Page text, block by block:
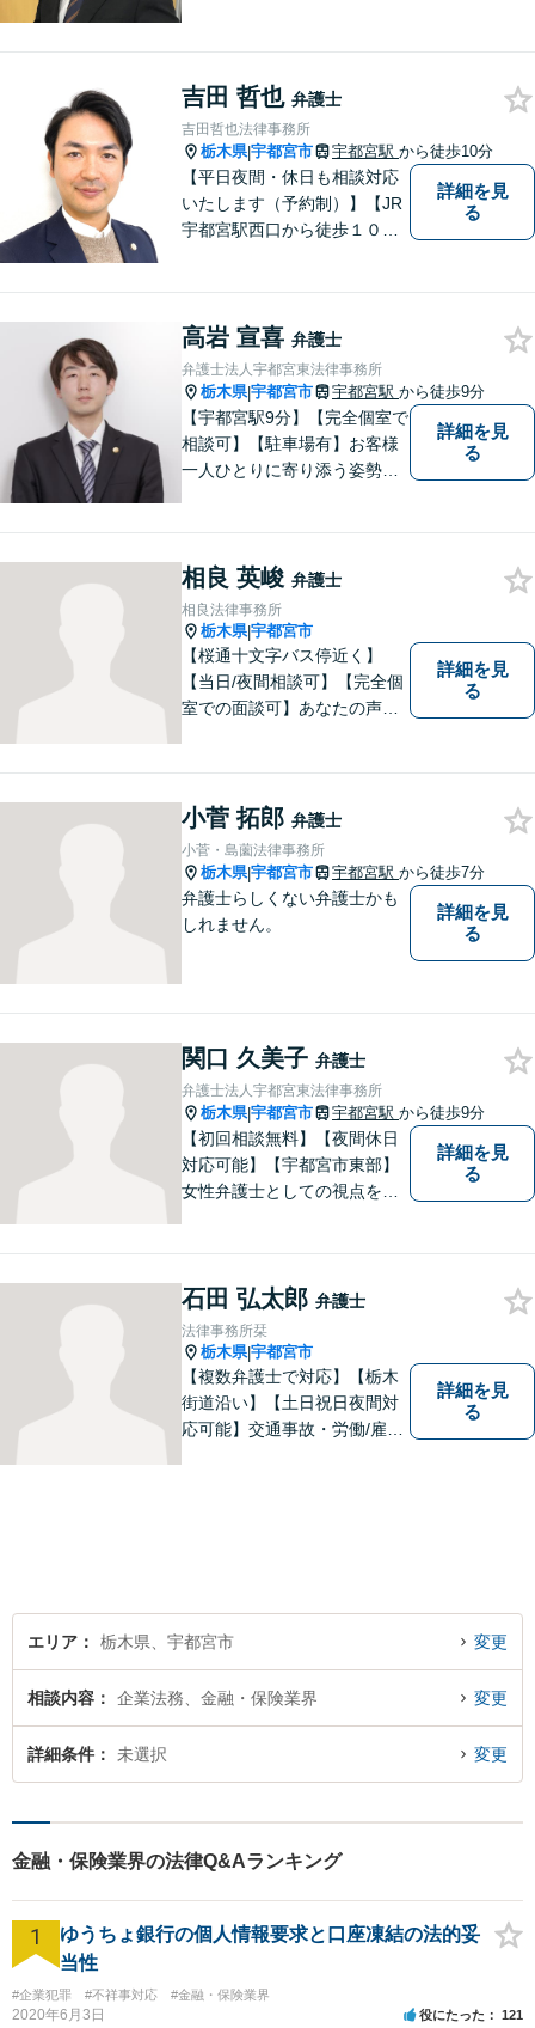
合わせください。
吉田 哲也 弁護士
吉田哲也法律事務所
栃木県|宇都宮市 宇都宮駅 から徒歩10分
【平日夜間・休日も相談対応
いたします（予約制）】【JR
宇都宮駅西口から徒歩１０
に対応いたします。ぜひ一度
ご相談ください。
詳細を見
る
高岩 宣喜 弁護士
弁護士法人宇都宮東法律事務所
栃木県|宇都宮市 宇都宮駅 から徒歩9分
【宇都宮駅9分】【完全個室で
相談可】【駐車場有】お客様
一人ひとりに寄り添う姿勢を
ていただきます。「こんなこ
とを相談していいのかな」と
身構えずに、お気軽にご相談
ください。
詳細を見
る
相良 英峻 弁護士
相良法律事務所
栃木県|宇都宮市
【桜通十文字バス停近く】
【当日/夜間相談可】【完全個
室での面談可】あなたの声を
い。 https://sagara-law-office.j
p/
詳細を見
る
小菅 拓郎 弁護士
小菅・島薗法律事務所
栃木県|宇都宮市 宇都宮駅 から徒歩7分
弁護士らしくない弁護士かも
しれません。
詳細を見
る
関口 久美子 弁護士
弁護士法人宇都宮東法律事務所
栃木県|宇都宮市 宇都宮駅 から徒歩9分
【初回相談無料】【夜間休日
対応可能】【宇都宮市東部】
女性弁護士としての視点を生
お気軽にご相談ください。
詳細を見
る
石田 弘太郎 弁護士
法律事務所栞
栃木県|宇都宮市
【複数弁護士で対応】【栃木
街道沿い】【土日祝日夜間対
応可能】交通事故・労働/雇用
詳細を見
る
エリア 栃木県、宇都宮市 変更
相談内容 企業法務、金融・保険業界 変更
詳細条件 未選択 変更
金融・保険業界の法律Q&Aランキング
1
ゆうちょ銀行の個人情報要求と口座凍結の法的妥
当性
#企業犯罪 #不祥事対応 #金融・保険業界
2020年6月3日 役にたった 121